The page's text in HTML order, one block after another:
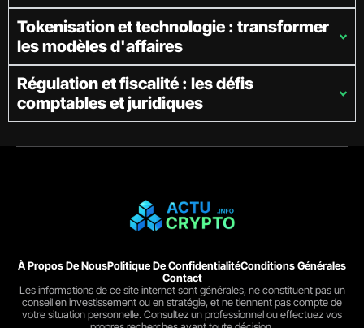
Tokenisation et technologie : transformer
les modèles d'affaires
Régulation et fiscalité : les défis
comptables et juridiques
À Propos De NousPolitique De ConfidentialitéConditions Générales
Contact
Les informations de ce site internet sont générales, ne constituent pas un
conseil en investissement ou en stratégie, et ne tiennent pas compte de
votre situation personnelle. Consultez un professionnel ou effectuez vos